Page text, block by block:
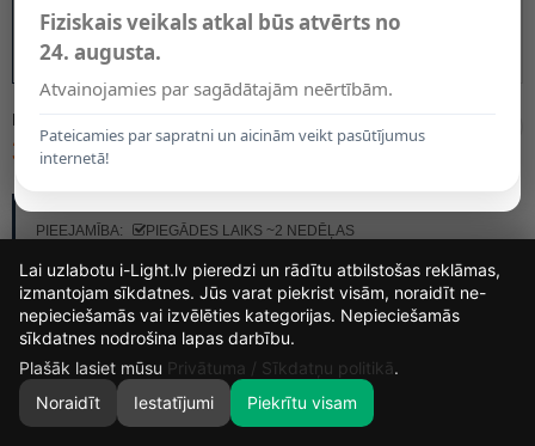
0
MODELIS:
30.95€
PIEEJAMĪBA:
PIEGĀDES LAIKS ~2 NEDĒĻAS
Fiziskais veikals atkal būs atvērts no
24. augusta.
Atvainojamies par sagādātajām neērtībām.
Pateicamies par sapratni un aicinām veikt pasūtījumus
internetā!
12
DIENAS
10
STUNDAS
1
MIN.
1
Lai uzlabotu i-Light.lv pieredzi un rādītu atbilstošas reklāmas,
izmantojam sīkdatnes. Jūs varat piekrist visām, noraidīt ne-
nepieciešamās vai izvēlēties kategorijas. Nepieciešamās
sīkdatnes nodrošina lapas darbību.
Plašāk lasiet mūsu Privātuma / Sīkdatņu politikā.
Noraidīt
Iestatījumi Piekrītu visam